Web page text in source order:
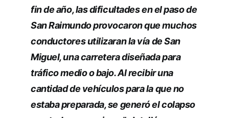
fin de año, las dificultades en el paso de
San Raimundo provocaron que muchos
conductores utilizaran la vía de San
Miguel, una carretera diseñada para
tráfico medio o bajo. Al recibir una
cantidad de vehículos para la que no
estaba preparada, se generó el colapso